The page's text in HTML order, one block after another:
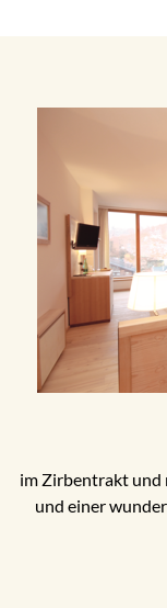
im Zirbentrakt und
und einer